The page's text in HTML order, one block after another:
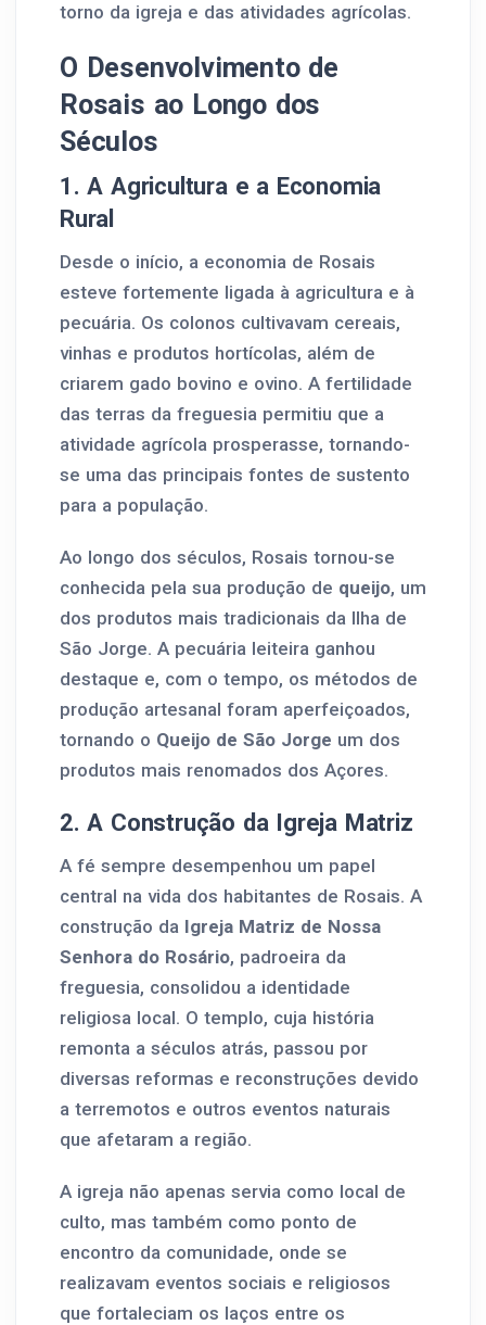
torno da igreja e das atividades agrícolas.
O Desenvolvimento de
Rosais ao Longo dos
Séculos
1. A Agricultura e a Economia
Rural
Desde o início, a economia de Rosais
esteve fortemente ligada à agricultura e à
pecuária. Os colonos cultivavam cereais,
vinhas e produtos hortícolas, além de
criarem gado bovino e ovino. A fertilidade
das terras da freguesia permitiu que a
atividade agrícola prosperasse, tornando-
se uma das principais fontes de sustento
para a população.
Ao longo dos séculos, Rosais tornou-se
conhecida pela sua produção de queijo, um
dos produtos mais tradicionais da Ilha de
São Jorge. A pecuária leiteira ganhou
destaque e, com o tempo, os métodos de
produção artesanal foram aperfeiçoados,
tornando o Queijo de São Jorge um dos
produtos mais renomados dos Açores.
2. A Construção da Igreja Matriz
A fé sempre desempenhou um papel
central na vida dos habitantes de Rosais. A
construção da Igreja Matriz de Nossa
Senhora do Rosário, padroeira da
freguesia, consolidou a identidade
religiosa local. O templo, cuja história
remonta a séculos atrás, passou por
diversas reformas e reconstruções devido
a terremotos e outros eventos naturais
que afetaram a região.
A igreja não apenas servia como local de
culto, mas também como ponto de
encontro da comunidade, onde se
realizavam eventos sociais e religiosos
que fortaleciam os laços entre os